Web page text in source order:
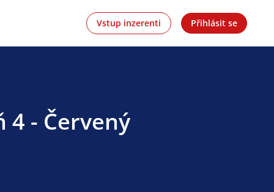
Vstup inzerenti Přihlásit se
4 - Červený